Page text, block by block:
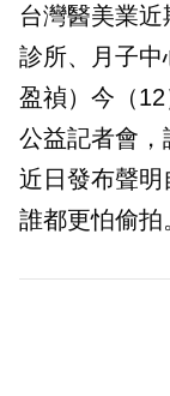
台灣醫美業近
診所、月子中
盈禎）今（12
公益記者會，
近日發布聲
誰都更怕偷拍